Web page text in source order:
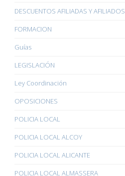
DESCUENTOS AFILIADAS Y AFILIADOS
FORMACION
Guías
LEGISLACIÓN
Ley Coordinación
OPOSICIONES
POLICIA LOCAL
POLICIA LOCAL ALCOY
POLICIA LOCAL ALICANTE
POLICIA LOCAL ALMASSERA